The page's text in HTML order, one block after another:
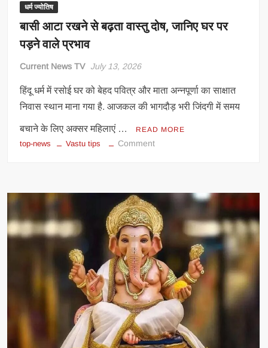
धर्म ज्योतिष
बासी आटा रखने से बढ़ता वास्तु दोष, जानिए घर पर
पड़ने वाले प्रभाव
Current News TV July 13, 2026
हिंदू धर्म में रसोई घर को बेहद पवित्र और माता अन्नपूर्णा का साक्षात
निवास स्थान माना गया है. आजकल की भागदौड़ भरी जिंदगी में समय
बचाने के लिए अक्सर महिलाएं … READ MORE
top-news Vastu tips Commenton
बढ़ता
वास्तु
दोष,
जानिए
घर
पर
पड़ने
वाले
प्रभाव